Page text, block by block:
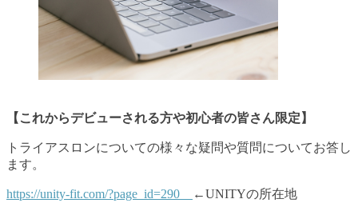
【これからデビューされる方や初心者の皆さん限定】
トライアスロンについての様々な疑問や質問についてお答し
ます。
https://unity-fit.com/?page_id=290 ←UNITYの所在地